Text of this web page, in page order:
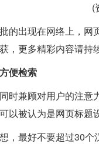
(
的出现在网络上，
，更多精彩内容请持
便检索
时兼顾对用户的注
以被认为是网页标题
，最好不要超过30